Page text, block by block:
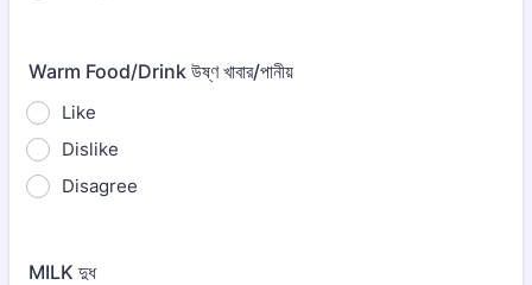
Warm Food/Drink উষ্ণ খাবার/পানীয়
Like
Dislike
Disagree
MILK দুধ